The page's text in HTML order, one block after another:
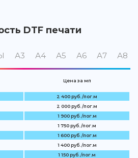
DTF печати
А3 А4 А5 А6 А7 А8
Цена за мп
2 400 руб. /пог.м
2 000 руб. /пог.м
1 900 руб. /пог.м
1 750 руб. /пог.м
1 600 руб. /пог.м
1 400 руб. /пог.м
1 150 руб. /пог.м